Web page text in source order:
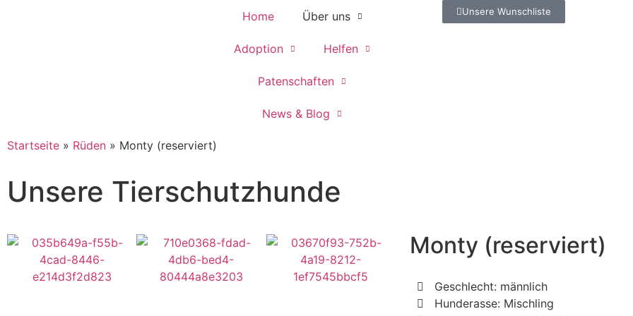
Home Über uns
Adoption Helfen
Patenschaften
News & Blog
Unsere Wunschliste
Startseite » Rüden » Monty (reserviert)
Unsere Tierschutzhunde
Monty (reserviert)
Geschlecht: männlich
Hunderasse: Mischling